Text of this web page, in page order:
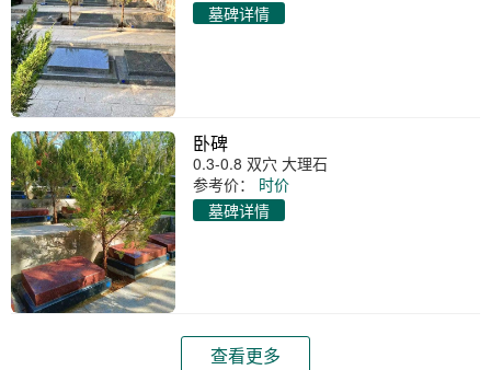
墓碑详情
卧碑
0.3-0.8 双穴 大理石
参考价：
时价
墓碑详情
查看更多